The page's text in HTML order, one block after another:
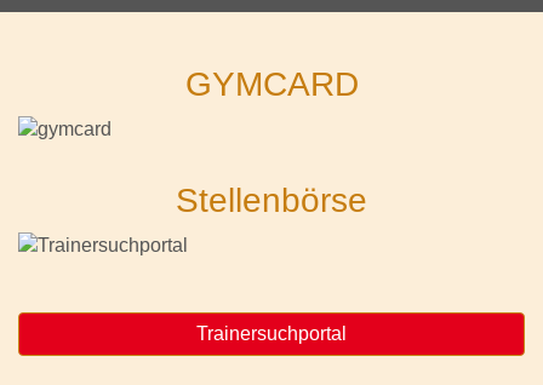
GYMCARD
Stellenbörse
Trainersuchportal